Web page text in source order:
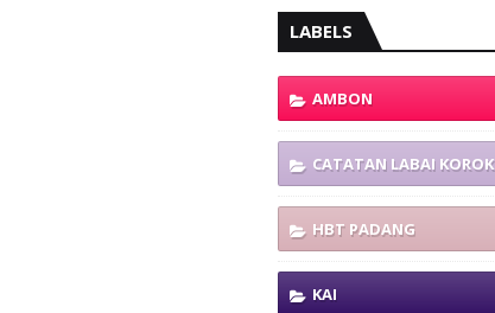
LABELS
AMBON
CATATAN LABAI KOROK
HBT PADANG
KAI